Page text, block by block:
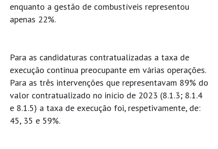
enquanto a gestão de combustíveis representou
apenas 22%.
Para as candidaturas contratualizadas a taxa de
execução continua preocupante em várias operações.
Para as três intervenções que representavam 89% do
valor contratualizado no início de 2023 (8.1.3; 8.1.4
e 8.1.5) a taxa de execução foi, respetivamente, de:
45, 35 e 59%.